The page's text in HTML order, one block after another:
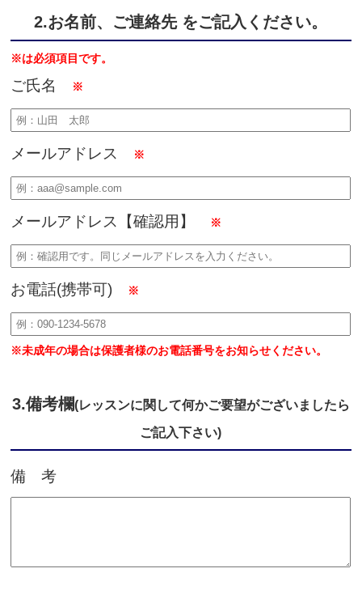
2.お名前、ご連絡先 をご記入ください。
※は必須項目です。
ご氏名 ※
メールアドレス ※
メールアドレス【確認用】 ※
お電話(携帯可) ※
※未成年の場合は保護者様のお電話番号をお知らせください。
3.備考欄(レッスンに関して何かご要望がございましたら
ご記入下さい)
備 考